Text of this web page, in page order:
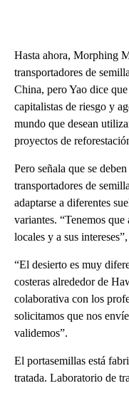
Hasta ahora, Morphing
transportadores de
China, pero Yao dice
capitalistas de riesgo y
mundo que desean
proyectos de
Pero señala que se
transportadores de
adaptarse a diferentes
variantes. “Tenemos
locales y a sus
“El desierto es muy
costeras alrededor de
colaborativa con los
solicitamos que nos
validemos”.
El portasemillas está
tratada. Laboratorio de